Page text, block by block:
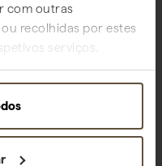
com outras
recolhidas por estes
serviços.